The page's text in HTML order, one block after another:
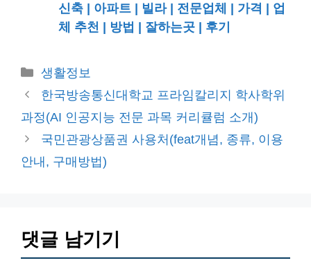
신축 | 아파트 | 빌라 | 전문업체 | 가격 | 업
체 추천 | 방법 | 잘하는곳 | 후기
카
테
리
생활정보
한국방송통신대학교 프라임칼리지 학사학위
과정(AI 인공지능 전문 과목 커리큘럼 소개)
국민관광상품권 사용처(feat개념, 종류, 이용
안내, 구매방법)
댓글 남기기